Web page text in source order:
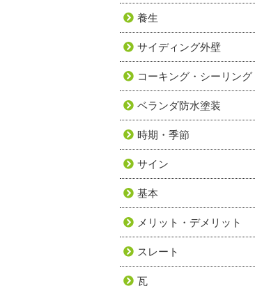
養生
サイディング外壁
コーキング・シーリング
ベランダ防水塗装
時期・季節
サイン
基本
メリット・デメリット
スレート
瓦